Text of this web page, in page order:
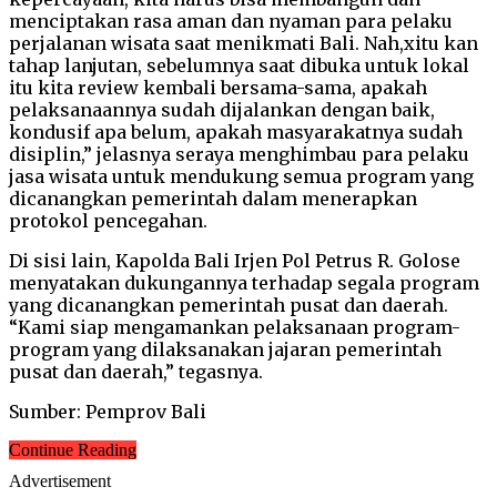
menciptakan rasa aman dan nyaman para pelaku
perjalanan wisata saat menikmati Bali. Nah,xitu kan
tahap lanjutan, sebelumnya saat dibuka untuk lokal
itu kita review kembali bersama-sama, apakah
pelaksanaannya sudah dijalankan dengan baik,
kondusif apa belum, apakah masyarakatnya sudah
disiplin,” jelasnya seraya menghimbau para pelaku
jasa wisata untuk mendukung semua program yang
dicanangkan pemerintah dalam menerapkan
protokol pencegahan.
Di sisi lain, Kapolda Bali Irjen Pol Petrus R. Golose
menyatakan dukungannya terhadap segala program
yang dicanangkan pemerintah pusat dan daerah.
“Kami siap mengamankan pelaksanaan program-
program yang dilaksanakan jajaran pemerintah
pusat dan daerah,” tegasnya.
Sumber: Pemprov Bali
Continue Reading
Advertisement